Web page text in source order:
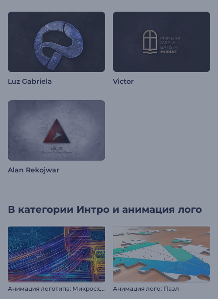
Luz Gabriela Victor
Alan Rekojwar
В категории Интро и анимация лого
А
нимация логотипа: Микросхема Анимация лого: Пазл